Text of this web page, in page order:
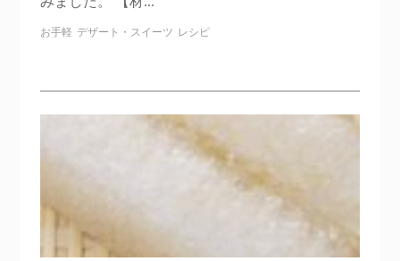
お手軽 デザート・スイーツ レシピ